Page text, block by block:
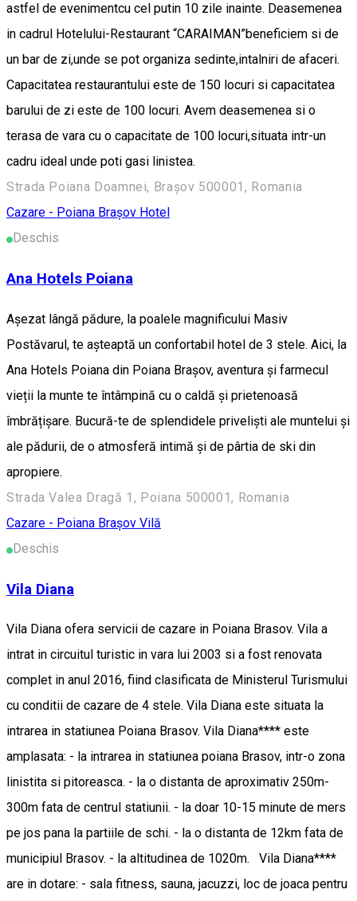
astfel de evenimentcu cel putin 10 zile inainte. Deasemenea
in cadrul Hotelului-Restaurant “CARAIMAN”beneficiem si de
un bar de zi,unde se pot organiza sedinte,intalniri de afaceri.
Capacitatea restaurantului este de 150 locuri si capacitatea
barului de zi este de 100 locuri. Avem deasemenea si o
terasa de vara cu o capacitate de 100 locuri,situata intr-un
cadru ideal unde poti gasi linistea.
Strada Poiana Doamnei, Brașov 500001, Romania
Cazare - Poiana Brașov Hotel
Deschis
Ana Hotels Poiana
Așezat lângă pădure, la poalele magnificului Masiv
Postăvarul, te așteaptă un confortabil hotel de 3 stele. Aici, la
Ana Hotels Poiana din Poiana Braşov, aventura și farmecul
vieții la munte te întâmpină cu o caldă și prietenoasă
îmbrățișare. Bucură-te de splendidele priveliști ale muntelui și
ale pădurii, de o atmosferă intimă și de pârtia de ski din
apropiere.
Strada Valea Dragă 1, Poiana 500001, Romania
Cazare - Poiana Brașov Vilă
Deschis
Vila Diana
Vila Diana ofera servicii de cazare in Poiana Brasov. Vila a
intrat in circuitul turistic in vara lui 2003 si a fost renovata
complet in anul 2016, fiind clasificata de Ministerul Turismului
cu conditii de cazare de 4 stele. Vila Diana este situata la
intrarea in statiunea Poiana Brasov. Vila Diana**** este
amplasata: - la intrarea in statiunea poiana Brasov, intr-o zona
linistita si pitoreasca. - la o distanta de aproximativ 250m-
300m fata de centrul statiunii. - la doar 10-15 minute de mers
pe jos pana la partiile de schi. - la o distanta de 12km fata de
municipiul Brasov. - la altitudinea de 1020m. Vila Diana****
are in dotare: - sala fitness, sauna, jacuzzi, loc de joaca pentru